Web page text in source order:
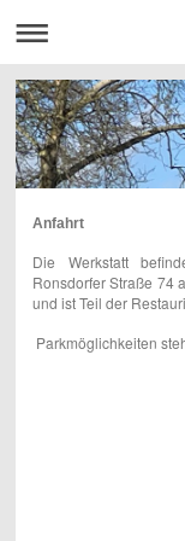
Anfahrt
Die Werkstatt
Ronsdorfer Straße 74
und ist Teil der
Parkmöglichkeiten